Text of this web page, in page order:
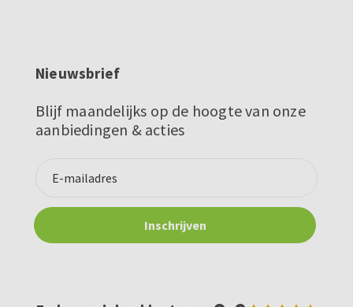
Nieuwsbrief
Blijf maandelijks op de hoogte van onze
aanbiedingen & acties